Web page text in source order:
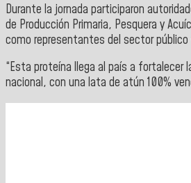
Durante la jornada participaron
de Producción Primaria, Pesquera y
como representantes del sector público
“Esta proteína llega al país a fortalecer
nacional, con una lata de atún 100%